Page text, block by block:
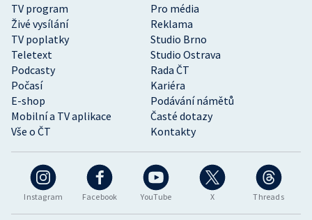
Instagram Facebook YouTube X Threads
TV program
Pro média
Živé vysílání
Reklama
TV poplatky
Studio Brno
Teletext
Studio Ostrava
Podcasty
Rada ČT
Počasí
Kariéra
E-shop
Podávání námětů
Mobilní a TV aplikace
Časté dotazy
Vše o ČT
Kontakty